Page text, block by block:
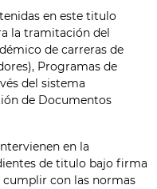
en este titulo
la tramitación del
de carreras de
Programas de
del sistema
de Documentos
en la
de titulo bajo firma
cumplir con las normas